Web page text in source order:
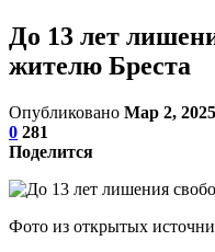
До 13 лет
жителю Бреста
Опубликовано Мар 2, 2025
0 281
Поделится
Фото из открытых